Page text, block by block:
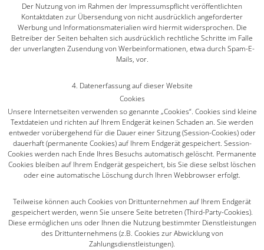
Der Nutzung von im Rahmen der Impressumspflicht veröffentlichten
Kontaktdaten zur Übersendung von nicht ausdrücklich angeforderter
Werbung und Informationsmaterialien wird hiermit widersprochen. Die
Betreiber der Seiten behalten sich ausdrücklich rechtliche Schritte im Falle
der unverlangten Zusendung von Werbeinformationen, etwa durch Spam-E-
Mails, vor.
4. Datenerfassung auf dieser Website
Cookies
Unsere Internetseiten verwenden so genannte „Cookies“. Cookies sind kleine
Textdateien und richten auf Ihrem Endgerät keinen Schaden an. Sie werden
entweder vorübergehend für die Dauer einer Sitzung (Session-Cookies) oder
dauerhaft (permanente Cookies) auf Ihrem Endgerät gespeichert. Session-
Cookies werden nach Ende Ihres Besuchs automatisch gelöscht. Permanente
Cookies bleiben auf Ihrem Endgerät gespeichert, bis Sie diese selbst löschen
oder eine automatische Löschung durch Ihren Webbrowser erfolgt.
Teilweise können auch Cookies von Drittunternehmen auf Ihrem Endgerät
gespeichert werden, wenn Sie unsere Seite betreten (Third-Party-Cookies).
Diese ermöglichen uns oder Ihnen die Nutzung bestimmter Dienstleistungen
des Drittunternehmens (z.B. Cookies zur Abwicklung von
Zahlungsdienstleistungen).